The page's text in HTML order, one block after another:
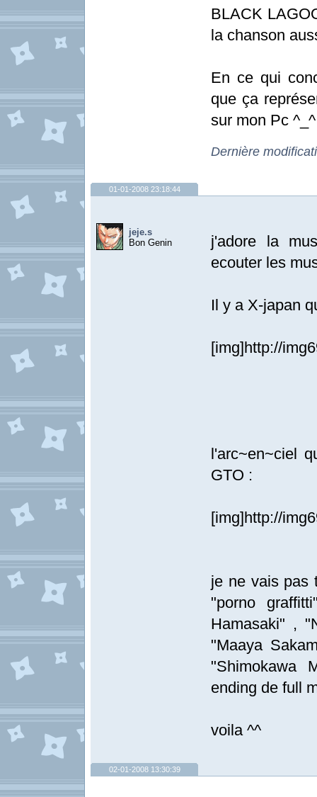
BLACK
la chanson
En ce qui
que ça
sur mon Pc ^_^
Dernière
01-01-2008 23:18:44
jeje.s
Bon Genin
j'adore la
ecouter les
Il y a X-japan
[img]http://
l'arc~en~ciel
GTO :
[img]http://
je ne vais pas
"porno
Hamasaki" ,
"Maaya
"Shimokawa
ending de full
voila ^^
02-01-2008 13:30:39